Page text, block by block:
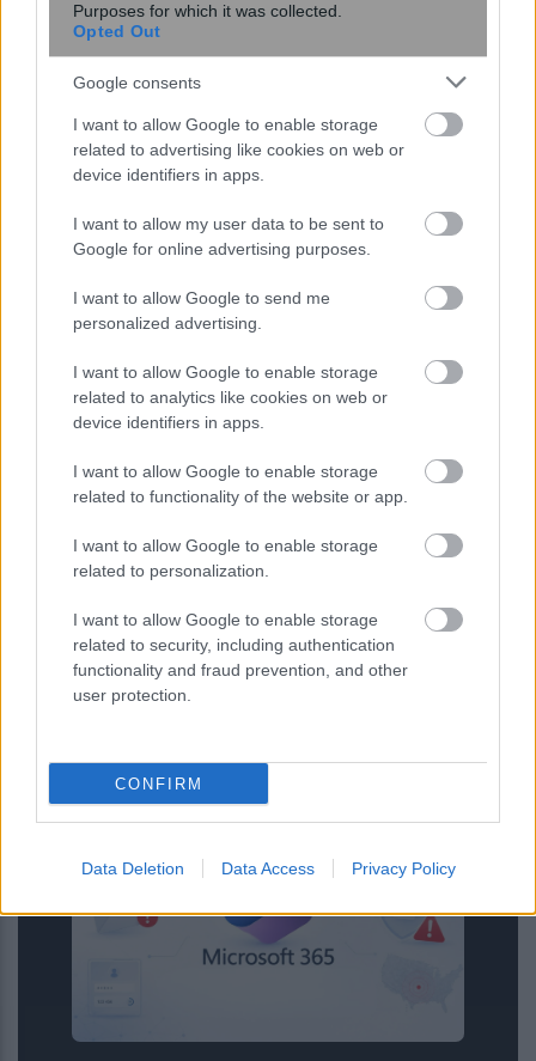
Purposes for which it was collected.
Opted Out
Google consents
I want to allow Google to enable storage
related to advertising like cookies on web or
device identifiers in apps.
I want to allow my user data to be sent to
Google for online advertising purposes.
I want to allow Google to send me
personalized advertising.
I want to allow Google to enable storage
related to analytics like cookies on web or
device identifiers in apps.
I want to allow Google to enable storage
related to functionality of the website or app.
I want to allow Google to enable storage
related to personalization.
I want to allow Google to enable storage
related to security, including authentication
functionality and fraud prevention, and other
user protection.
CONFIRM
Data Deletion Data Access Privacy Policy
είναι ακίνδυνο – Το εμφανίζουν
κυρίως οι γυναίκες
Ομοσπονδία Θαλασσαιμίας: Κρίσιμες
ελλείψεις αίματος και αναβολές
μεταγγίσεων
Νέα όρια στην αναζήτηση της
σκοτεινής ύλης από το XENONnT